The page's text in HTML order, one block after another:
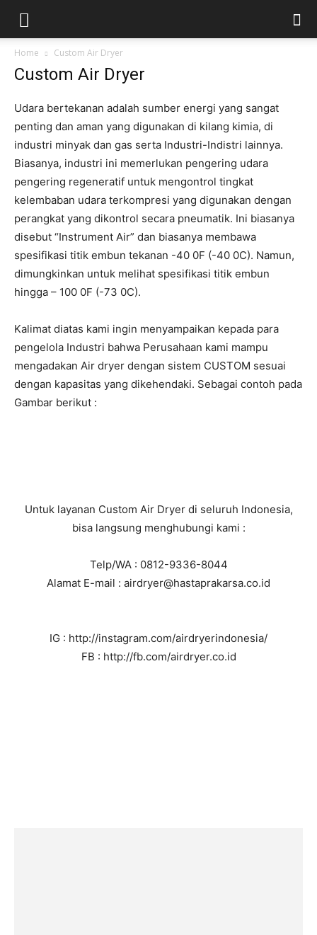
Home Custom Air Dryer
Custom Air Dryer
Udara bertekanan adalah sumber energi yang sangat
penting dan aman yang digunakan di kilang kimia, di
industri minyak dan gas serta Industri-Indistri lainnya.
Biasanya, industri ini memerlukan pengering udara
pengering regeneratif untuk mengontrol tingkat
kelembaban udara terkompresi yang digunakan dengan
perangkat yang dikontrol secara pneumatik. Ini biasanya
disebut “Instrument Air” dan biasanya membawa
spesifikasi titik embun tekanan -40 0F (-40 0C). Namun,
dimungkinkan untuk melihat spesifikasi titik embun
hingga – 100 0F (-73 0C).
Kalimat diatas kami ingin menyampaikan kepada para
pengelola Industri bahwa Perusahaan kami mampu
mengadakan Air dryer dengan sistem CUSTOM sesuai
dengan kapasitas yang dikehendaki. Sebagai contoh pada
Gambar berikut :
Untuk layanan Custom Air Dryer di seluruh Indonesia,
bisa langsung menghubungi kami :
Telp/WA : 0812-9336-8044
Alamat E-mail : airdryer@hastaprakarsa.co.id
IG : http://instagram.com/airdryerindonesia/
FB : http://fb.com/airdryer.co.id